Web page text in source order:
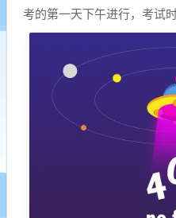
考的第一天下午进行，考试